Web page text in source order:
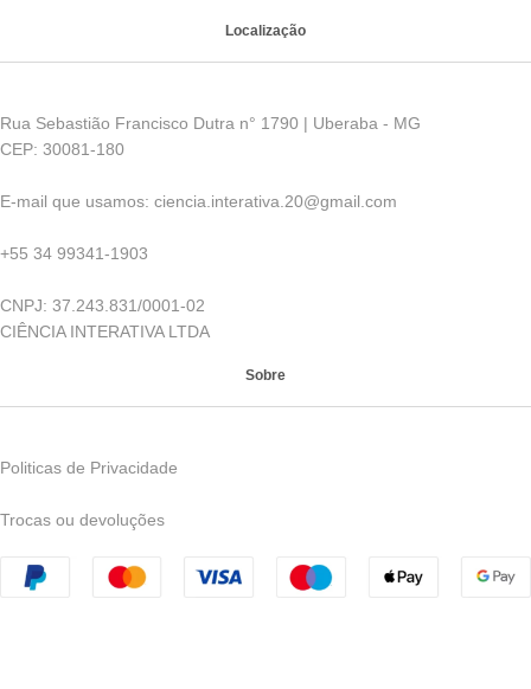
Localização
Rua Sebastião Francisco Dutra n° 1790 | Uberaba - MG
CEP: 30081-180
E-mail que usamos: ciencia.interativa.20@gmail.com
+55 34 99341-1903
CNPJ: 37.243.831/0001-02
CIÊNCIA INTERATIVA LTDA
Sobre
Politicas de Privacidade
Trocas ou devoluções